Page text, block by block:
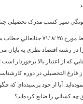
سير کسب مدرک تحصيلي
الف) به موجب دست خط
در رشته اقتصاد نظري به
که از اعتبار بالا برخوردار
فارغ ‌التحصيلي در دوره
نموده‌ايد. آيا از خود
چه کساني را ضايع کرده‌ايد؟